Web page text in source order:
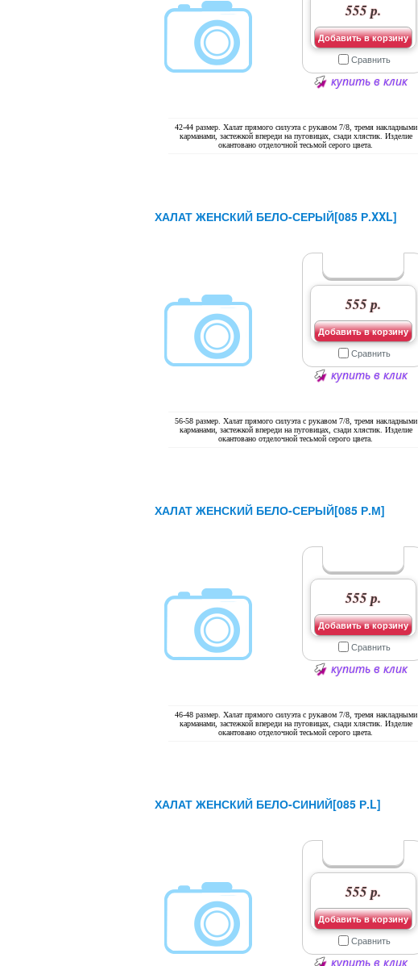
42-44 размер. Халат прямого силуэта с рукавом 7/8, тремя накладными
карманами, застежкой впереди на пуговицах, сзади хлястик. Изделие
окантовано отделочной тесьмой серого цвета.
555 р.
Добавить в корзину
Сравнить
купить в клик
ХАЛАТ ЖЕНСКИЙ БЕЛО-СЕРЫЙ[085 Р.XXL]
56-58 размер. Халат прямого силуэта с рукавом 7/8, тремя накладными
карманами, застежкой впереди на пуговицах, сзади хлястик. Изделие
окантовано отделочной тесьмой серого цвета.
555 р.
Добавить в корзину
Сравнить
купить в клик
ХАЛАТ ЖЕНСКИЙ БЕЛО-СЕРЫЙ[085 Р.М]
46-48 размер. Халат прямого силуэта с рукавом 7/8, тремя накладными
карманами, застежкой впереди на пуговицах, сзади хлястик. Изделие
окантовано отделочной тесьмой серого цвета.
555 р.
Добавить в корзину
Сравнить
купить в клик
ХАЛАТ ЖЕНСКИЙ БЕЛО-СИНИЙ[085 Р.L]
555 р.
Добавить в корзину
Сравнить
купить в клик